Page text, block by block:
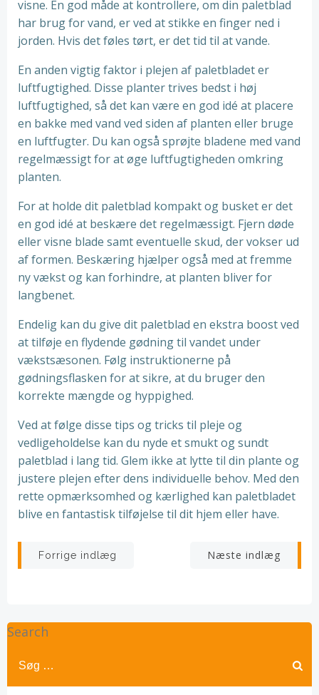
visne. En god måde at kontrollere, om din paletblad
har brug for vand, er ved at stikke en finger ned i
jorden. Hvis det føles tørt, er det tid til at vande.
En anden vigtig faktor i plejen af paletbladet er
luftfugtighed. Disse planter trives bedst i høj
luftfugtighed, så det kan være en god idé at placere
en bakke med vand ved siden af planten eller bruge
en luftfugter. Du kan også sprøjte bladene med vand
regelmæssigt for at øge luftfugtigheden omkring
planten.
For at holde dit paletblad kompakt og busket er det
en god idé at beskære det regelmæssigt. Fjern døde
eller visne blade samt eventuelle skud, der vokser ud
af formen. Beskæring hjælper også med at fremme
ny vækst og kan forhindre, at planten bliver for
langbenet.
Endelig kan du give dit paletblad en ekstra boost ved
at tilføje en flydende gødning til vandet under
vækstsæsonen. Følg instruktionerne på
gødningsflasken for at sikre, at du bruger den
korrekte mængde og hyppighed.
Ved at følge disse tips og tricks til pleje og
vedligeholdelse kan du nyde et smukt og sundt
paletblad i lang tid. Glem ikke at lytte til din plante og
justere plejen efter dens individuelle behov. Med den
rette opmærksomhed og kærlighed kan paletbladet
blive en fantastisk tilføjelse til dit hjem eller have.
Indlægsnavigation
Forrige indlæg Næste indlæg
Search